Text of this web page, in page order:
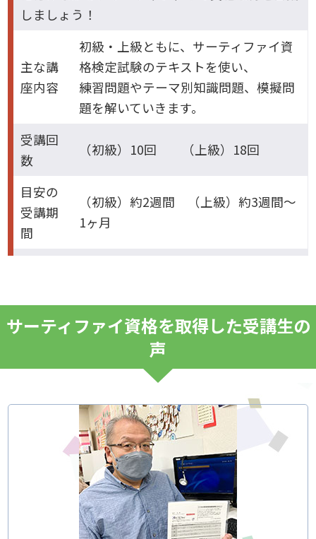
しましょう！
主な講
座内容
初級・上級ともに、サーティファイ資
格検定試験のテキストを使い、
練習問題やテーマ別知識問題、模擬問
題を解いていきます。
受講回
数
（初級）10回 （上級）18回
目安の
受講期
間
（初級）約2週間 （上級）約3週間～
1ヶ月
サーティファイ資格を取得した受講生の
声